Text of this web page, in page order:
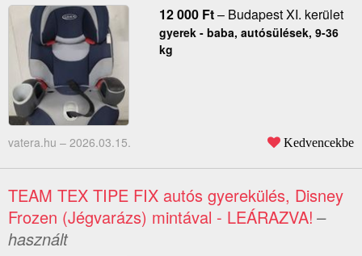
12 000 Ft– Budapest XI. kerület
gyerek - baba, autósülések, 9-36
kg
vatera.hu – 2026.03.15. Kedvencekbe
TEAM TEX TIPE FIX autós gyerekülés, Disney
Frozen (Jégvarázs) mintával - LEÁRAZVA! –
használt